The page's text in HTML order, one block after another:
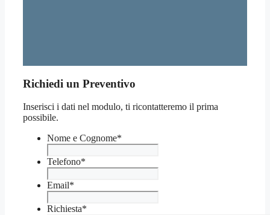
Richiedi un Preventivo
Inserisci i dati nel modulo, ti ricontatteremo il prima
possibile.
Nome e Cognome*
Telefono*
Email*
Richiesta*